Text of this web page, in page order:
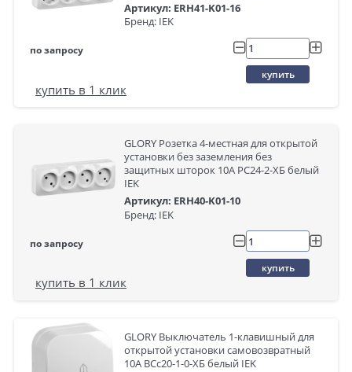
Артикул: ERH41-K01-16
Бренд: IEK
по запросу
купить
купить в 1 клик
GLORY Розетка 4-местная для открытой
установки без заземления без
защитных шторок 10А РС24-2-ХБ белый
IEK
Артикул: ERH40-K01-10
Бренд: IEK
по запросу
купить
купить в 1 клик
GLORY Выключатель 1-клавишный для
открытой установки самовозвратный
10А ВСс20-1-0-ХБ белый IEK